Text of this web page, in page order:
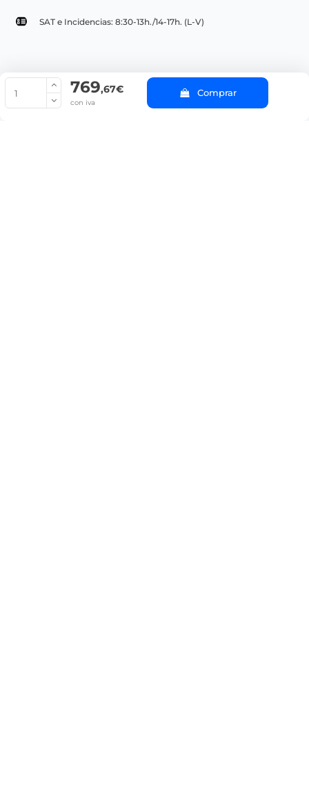
769,67€
con iva
Comprar
SAT e Incidencias: 8:30-13h./14-17h. (L-V)
© Copyright 2022 PepeBar.com |
Aviso legal y
Condiciones generales de compra |